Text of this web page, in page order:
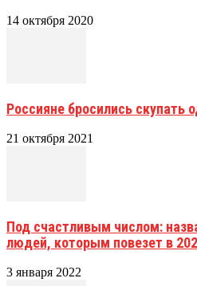
14 октября 2020
Россияне бросились скупать
21 октября 2021
Под счастливым числом:
людей, которым повезет в
3 января 2022